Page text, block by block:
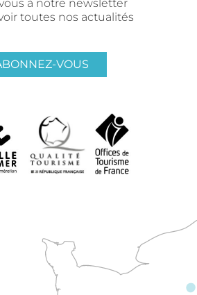
à notre newsletter
toutes nos actualités
VOUS